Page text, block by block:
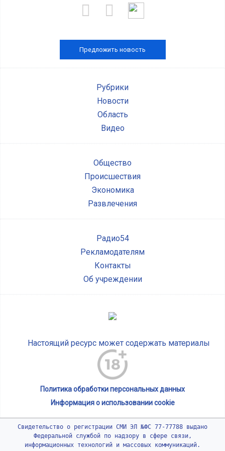
Предложить новость
Рубрики
Новости
Область
Видео
Общество
Происшествия
Экономика
Развлечения
Радио54
Рекламодателям
Контакты
Об учреждении
Настоящий ресурс может содержать материалы
Политика обработки персональных данных
Информация о использовании cookie
Свидетельство о регистрации СМИ ЭЛ №ФС 77-77788 выдано
Федеральной службой по надзору в сфере связи,
информационных технологий и массовых коммуникаций.